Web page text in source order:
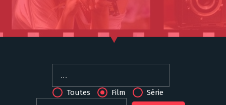
Toutes Film Série